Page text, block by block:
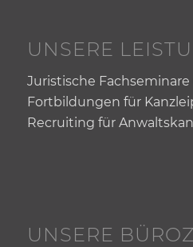
UNSERE
Juristische
Fortbildungen für
Recruiting für
UNSERE